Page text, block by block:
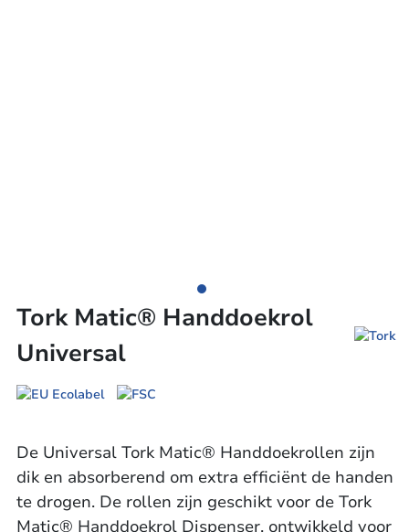
Tork Matic® Handdoekrol
Universal
De Universal Tork Matic® Handdoekrollen zijn
dik en absorberend om extra efficiënt de handen
te drogen. De rollen zijn geschikt voor de Tork
Matic® Handdoekrol Dispenser, ontwikkeld voor